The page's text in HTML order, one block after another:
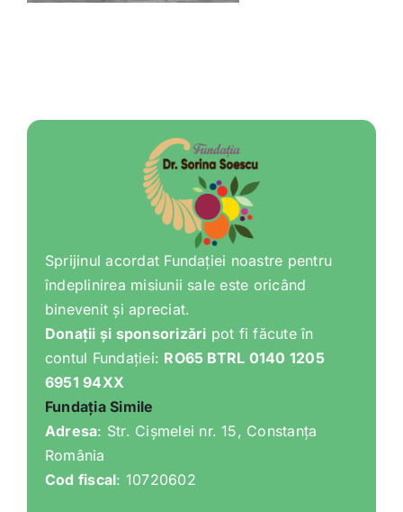
Shop
Iubim fructele
Sprijinul acordat Fundației noastre pentru
îndeplinirea misiunii sale este oricând
binevenit și apreciat.
Donații și sponsorizări pot fi făcute în
contul Fundației: RO65 BTRL 0140 1205
6951 94XX
Fundația Simile
Adresa: Str. Cișmelei nr. 15, Constanța
România
Cod fiscal: 10720602